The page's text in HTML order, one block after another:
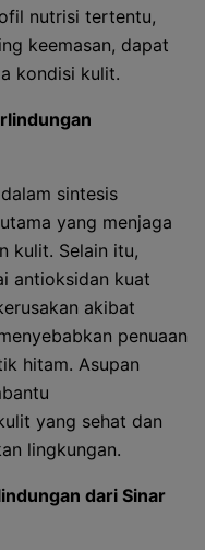
nutrisi tertentu,
keemasan, dapat
kondisi kulit.
sintesis
yang menjaga
kulit. Selain itu,
antioksidan kuat
akibat
penuaan
hitam. Asupan
yang sehat dan
lingkungan.
dari Sinar